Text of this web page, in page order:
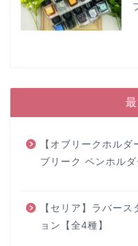
【オブリークホル
ブリーク ペンホル
【セリア】ラバー
ョン【全4種】